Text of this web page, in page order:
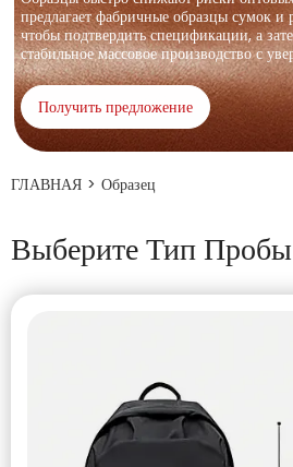
предлагает фабричные образцы сумок и
чтобы подтвердить спецификации, а
стабильное массовое производство с
Получить предложение
ГЛАВНАЯ > Образец
Выберите Тип Пробы